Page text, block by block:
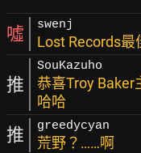
噓 swenj
Lost Records最
推
SouKazuho
恭喜Troy Baker
哈哈
推 greedycyan
荒野？……啊